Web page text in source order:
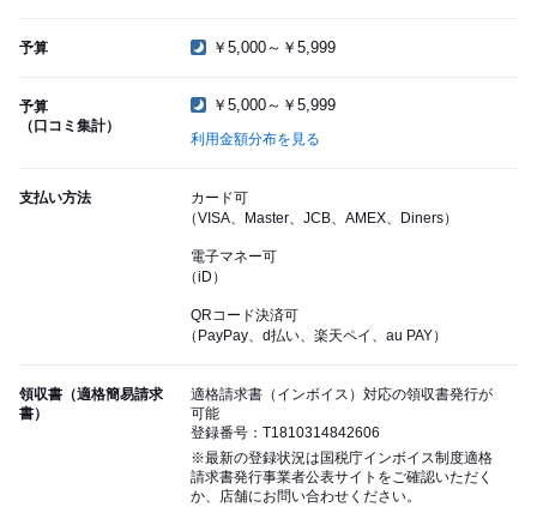
予算 ￥5,000～￥5,999
予算
（口コミ集計）
￥5,000～￥5,999
利用金額分布を見る
支払い方法
カード可
（VISA、Master、JCB、AMEX、Diners）
電子マネー可
（iD）
QRコード決済可
（PayPay、d払い、楽天ペイ、au PAY）
領収書（適格簡易請求
書）
適格請求書（インボイス）対応の領収書発行が
可能
登録番号：T1810314842606
※最新の登録状況は国税庁インボイス制度適格
請求書発行事業者公表サイトをご確認いただく
か、店舗にお問い合わせください。